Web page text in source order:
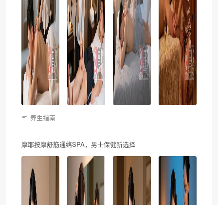
养生指南
摩耶按摩舒筋通络SPA，男士保健新选择